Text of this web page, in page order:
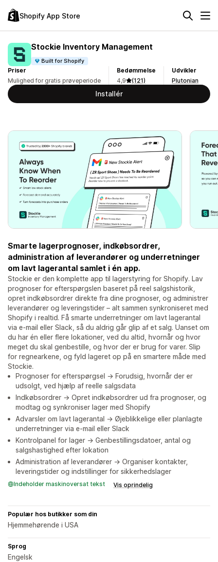
Shopify App Store
Stockie Inventory Management
Built for Shopify
Priser
Mulighed for gratis prøveperiode
Bedømmelse
4,9
(121)
Udvikler
Plutonian
Installér
Smarte lagerprognoser, indkøbsordrer,
administration af leverandører og underretninger
om lavt lagerantal samlet i én app.
Stockie er den komplette app til lagerstyring for Shopify. Lav
prognoser for efterspørgslen baseret på reel salgshistorik,
opret indkøbsordrer direkte fra dine prognoser, og administrer
leverandører og leveringstider – alt sammen synkroniseret med
Shopify i realtid. Få smarte underretninger om lavt lagerantal
via e-mail eller Slack, så du aldrig går glip af et salg. Uanset om
du har én eller flere lokationer, ved du altid, hvornår og hvor
meget du skal genbestille, og hvor der er brug for varer. Slip
for regnearkene, og fyld lageret op på en smartere måde med
Stockie.
Prognoser for efterspørgsel → Forudsig, hvornår der er
udsolgt, ved hjælp af reelle salgsdata
Indkøbsordrer → Opret indkøbsordrer ud fra prognoser, og
modtag og synkroniser lager med Shopify
Advarsler om lavt lagerantal → Øjeblikkelige eller planlagte
underretninger via e-mail eller Slack
Kontrolpanel for lager → Genbestillingsdatoer, antal og
salgshastighed efter lokation
Administration af leverandører → Organiser kontakter,
leveringstider og indstillinger for sikkerhedslager
Indeholder maskinoversat tekst Vis oprindelig
Populær hos butikker som din
Hjemmehørende i USA
Sprog
Engelsk